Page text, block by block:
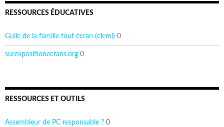
RESSOURCES ÉDUCATIVES
Guile de la famille tout écran (clemi) 0
surexpositionecrans.org 0
RESSOURCES ET OUTILS
Assembleur de PC responsable ? 0